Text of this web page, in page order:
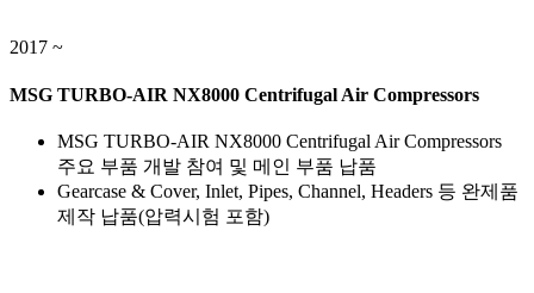
2017 ~
MSG TURBO-AIR NX8000 Centrifugal Air Compressors
MSG TURBO-AIR NX8000 Centrifugal Air Compressors
주요 부품 개발 참여 및 메인 부품 납품
Gearcase & Cover, Inlet, Pipes, Channel, Headers 등 완제품
제작 납품(압력시험 포함)